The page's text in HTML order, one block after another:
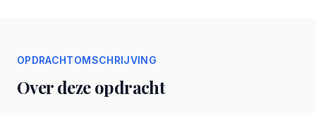
OPDRACHTOMSCHRIJVING
Over deze opdracht